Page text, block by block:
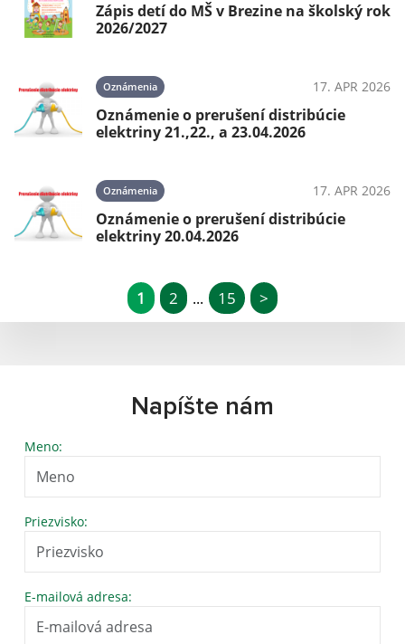
Zápis detí do MŠ v Brezine na školský rok
2026/2027
Oznámenia 17. APR 2026
Oznámenie o prerušení distribúcie
elektriny 21.,22., a 23.04.2026
Oznámenia 17. APR 2026
Oznámenie o prerušení distribúcie
elektriny 20.04.2026
1 2 ... 15 >
Napíšte nám
Meno:
Priezvisko:
E-mailová adresa: